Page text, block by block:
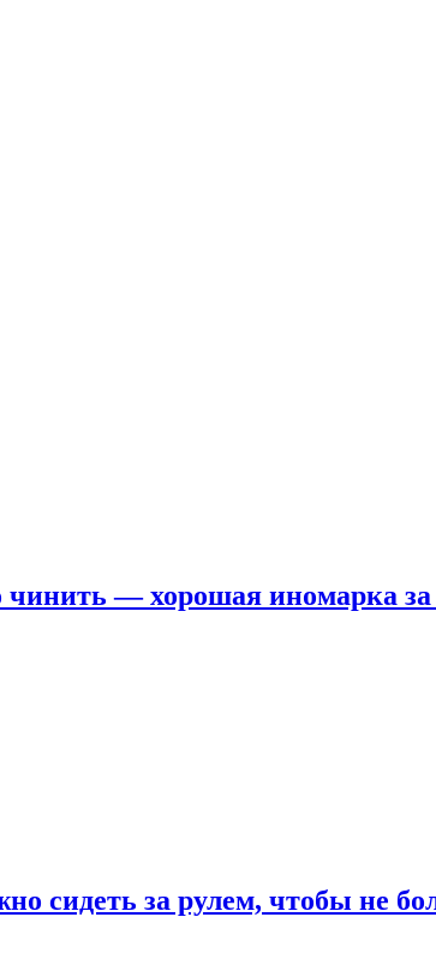
чинить — хорошая иномарка за
сидеть за рулем, чтобы не